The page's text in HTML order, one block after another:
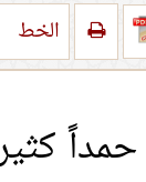
الخط